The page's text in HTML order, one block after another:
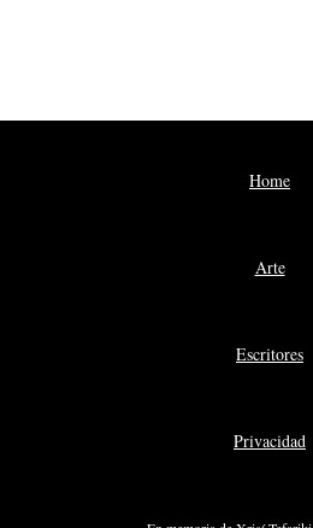
Home
Arte
Escritores
Privacidad